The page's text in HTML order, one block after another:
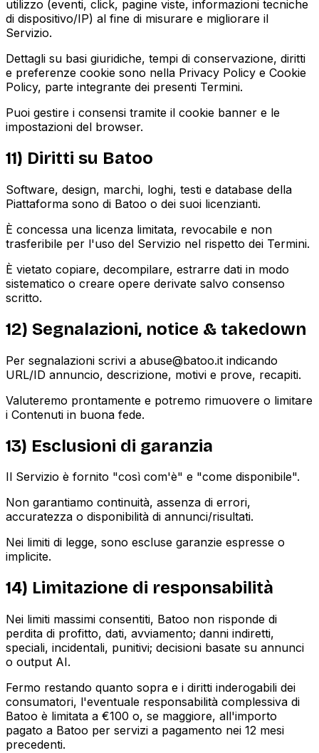
utilizzo (eventi, click, pagine viste, informazioni tecniche
di dispositivo/IP) al fine di misurare e migliorare il
Servizio.
Dettagli su basi giuridiche, tempi di conservazione, diritti
e preferenze cookie sono nella Privacy Policy e Cookie
Policy, parte integrante dei presenti Termini.
Puoi gestire i consensi tramite il cookie banner e le
impostazioni del browser.
11) Diritti su Batoo
Software, design, marchi, loghi, testi e database della
Piattaforma sono di Batoo o dei suoi licenzianti.
È concessa una licenza limitata, revocabile e non
trasferibile per l'uso del Servizio nel rispetto dei Termini.
È vietato copiare, decompilare, estrarre dati in modo
sistematico o creare opere derivate salvo consenso
scritto.
12) Segnalazioni, notice & takedown
Per segnalazioni scrivi a abuse@batoo.it indicando
URL/ID annuncio, descrizione, motivi e prove, recapiti.
Valuteremo prontamente e potremo rimuovere o limitare
i Contenuti in buona fede.
13) Esclusioni di garanzia
Il Servizio è fornito "così com'è" e "come disponibile".
Non garantiamo continuità, assenza di errori,
accuratezza o disponibilità di annunci/risultati.
Nei limiti di legge, sono escluse garanzie espresse o
implicite.
14) Limitazione di responsabilità
Nei limiti massimi consentiti, Batoo non risponde di
perdita di profitto, dati, avviamento; danni indiretti,
speciali, incidentali, punitivi; decisioni basate su annunci
o output AI.
Fermo restando quanto sopra e i diritti inderogabili dei
consumatori, l'eventuale responsabilità complessiva di
Batoo è limitata a €100 o, se maggiore, all'importo
pagato a Batoo per servizi a pagamento nei 12 mesi
precedenti.